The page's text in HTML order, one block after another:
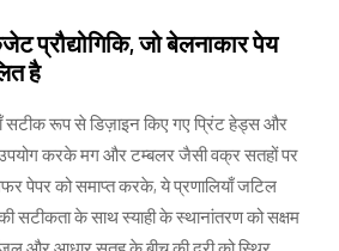
प्रौद्योगिकि, जो बेलनाकार पेय
है
सटीक रूप से डिज़ाइन किए गए प्रिंट हेड्स और
उपयोग करके मग और टम्बलर जैसी वक्र सतहों पर
पेपर को समाप्त करके, ये प्रणालियाँ जटिल
सटीकता के साथ स्याही के स्थानांतरण को सक्षम